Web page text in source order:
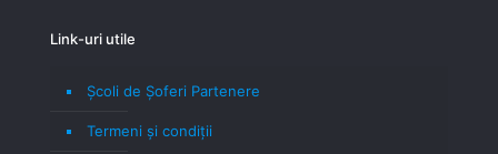
Link-uri utile
Școli de Șoferi Partenere
Termeni şi condiţii